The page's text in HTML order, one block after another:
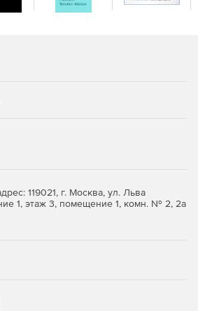
119021, г. Москва, ул. Льва
1, этаж 3, помещение 1, комн. № 2, 2а